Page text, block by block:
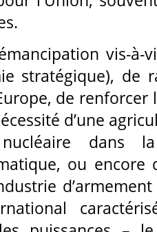
vis-à-
stratégique), de
de renforcer
d’une
dans
ou encore